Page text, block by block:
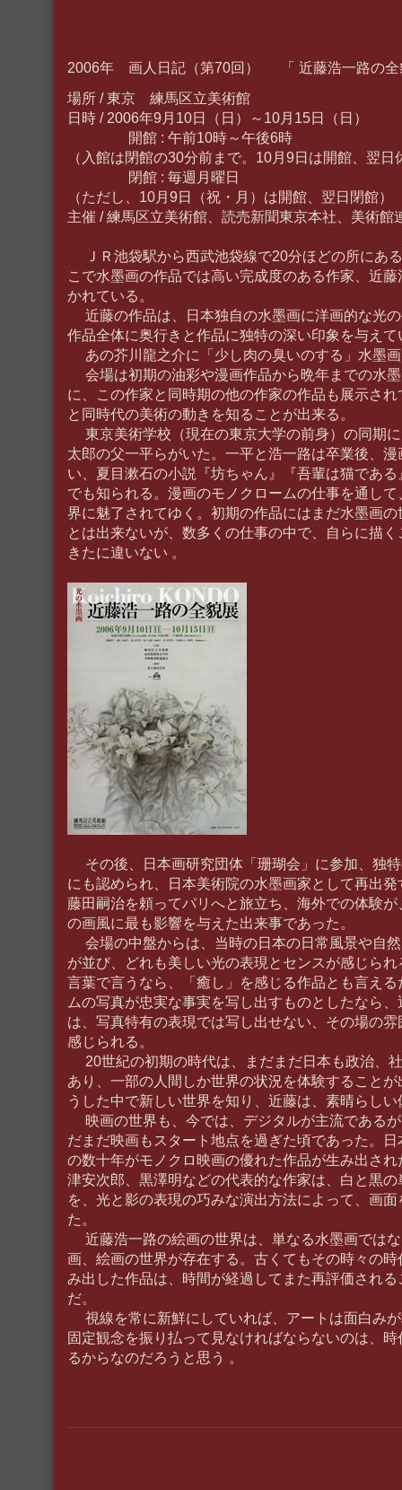
2006年 画人日記（第70回） 「 近藤浩一路の全
場所 / 東京 練馬区立美術館
日時 / 2006年9月10日（日）～10月15日（日）
開館 : 午前10時～午後6時
（入館は閉館の30分前まで。10月9日は開館、翌日
閉館 : 毎週月曜日
（ただし、10月9日（祝・月）は開館、翌日閉館）
主催 / 練馬区立美術館、読売新聞東京本社、美術館
ＪＲ池袋駅から西武池袋線で20分ほどの所にあ
こで水墨画の作品では高い完成度のある作家、近
かれている。
近藤の作品は、日本独自の水墨画に洋画的な光
作品全体に奥行きと作品に独特の深い印象を与えて
あの芥川龍之介に「少し肉の臭いのする」水墨
会場は初期の油彩や漫画作品から晩年までの水
に、この作家と同時期の他の作家の作品も展示さ
と同時代の美術の動きを知ることが出来る。
東京美術学校（現在の東京大学の前身）の同期
太郎の父一平らがいた。一平と浩一路は卒業後、
い、夏目漱石の小説『坊ちゃん』『吾輩は猫であ
でも知られる。漫画のモノクロームの仕事を通し
界に魅了されてゆく。初期の作品にはまだ水墨画
とは出来ないが、数多くの仕事の中で、自らに描
きたに違いない 。
その後、日本画研究団体「珊瑚会」に参加、独
にも認められ、日本美術院の水墨画家として再出
藤田嗣治を頼ってパリへと旅立ち、海外での体験
の画風に最も影響を与えた出来事であった。
会場の中盤からは、当時の日本の日常風景や自
が並び、どれも美しい光の表現とセンスが感じら
言葉で言うなら、「癒し」を感じる作品とも言え
ムの写真が忠実な事実を写し出すものとしたなら
は、写真特有の表現では写し出せない、その場の
感じられる。
20世紀の初期の時代は、まだまだ日本も政治、
あり、一部の人間しか世界の状況を体験すること
うした中で新しい世界を知り、近藤は、素晴らし
映画の世界も、今では、デジタルが主流である
だまだ映画もスタート地点を過ぎた頃であった。
の数十年がモノクロ映画の優れた作品が生み出さ
津安次郎、黒澤明などの代表的な作家は、白と黒
を、光と影の表現の巧みな演出方法によって、画
た。
近藤浩一路の絵画の世界は、単なる水墨画では
画、絵画の世界が存在する。古くてもその時々の
み出した作品は、時間が経過してまた再評価され
だ。
視線を常に新鮮にしていれば、アートは面白み
固定観念を振り払って見なければならないのは、
るからなのだろうと思う 。